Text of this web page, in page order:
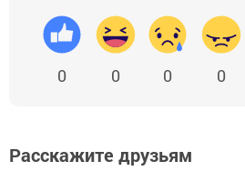
0 0 0 0
Расскажите друзьям